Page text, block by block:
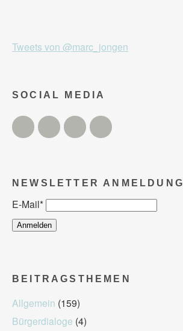
Tweets von @marc_jongen
SOCIAL MEDIA
Twitter FacebookInstagram
NEWSLETTER ANMELDUNG
E-Mail*
BEITRAGSTHEMEN
Allgemein (159)
Bürgerdialoge (4)